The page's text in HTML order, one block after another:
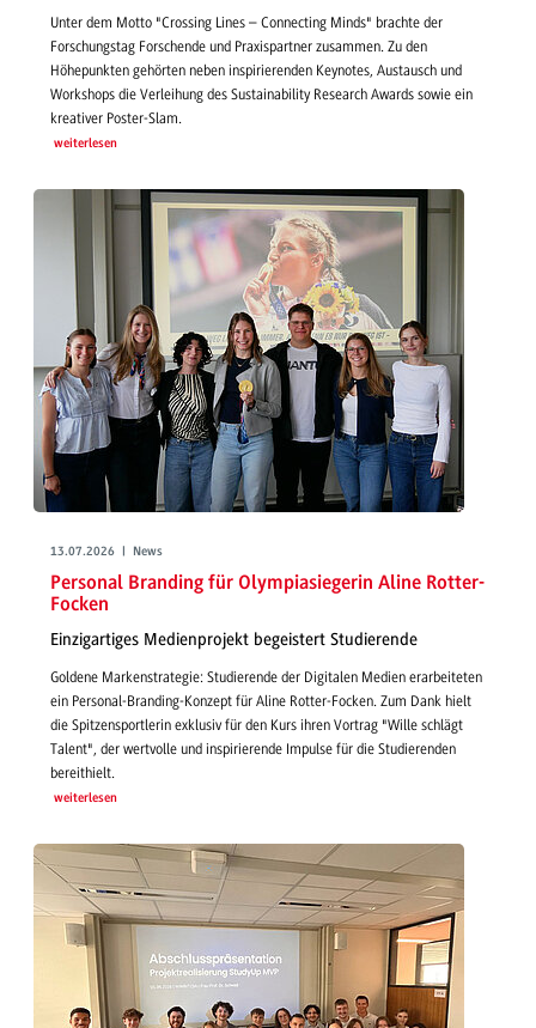
Unter dem Motto "Crossing Lines – Connecting Minds" brachte der
Forschungstag Forschende und Praxispartner zusammen. Zu den
Höhepunkten gehörten neben inspirierenden Keynotes, Austausch und
Workshops die Verleihung des Sustainability Research Awards sowie ein
kreativer Poster-Slam.
weiterlesen
13.07.2026 | News
Personal Branding für Olympiasiegerin Aline Rotter-
Focken
Einzigartiges Medienprojekt begeistert Studierende
Goldene Markenstrategie: Studierende der Digitalen Medien erarbeiteten
ein Personal-Branding-Konzept für Aline Rotter-Focken. Zum Dank hielt
die Spitzensportlerin exklusiv für den Kurs ihren Vortrag "Wille schlägt
Talent", der wertvolle und inspirierende Impulse für die Studierenden
bereithielt.
weiterlesen